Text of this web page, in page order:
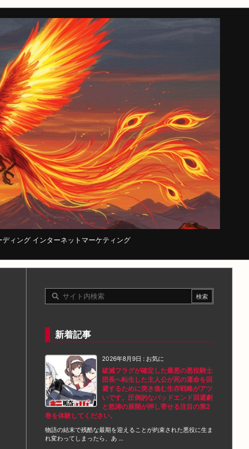
ィング インターネットマーケティング
新着記事
2026年8月9日 : お気に
破滅フラグが確定した最悪の悪役騎士
団長へ転生した主人公が死の運命を回
避するために突き進む生存戦略がアツ
いです。圧倒的なバッドエンド回避劇
と怒涛の展開が押し寄せる注目の第2
巻を体験してください。
物語の結末で残酷な最期を迎えることが約束された悪役に生ま
れ変わってしまったら、あ ...